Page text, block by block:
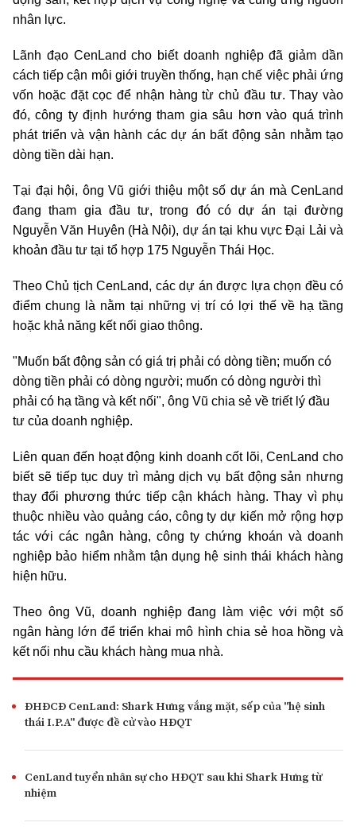
nhân lực.
Lãnh đạo CenLand cho biết doanh nghiệp đã giảm dần
cách tiếp cận môi giới truyền thống, hạn chế việc phải ứng
vốn hoặc đặt cọc để nhận hàng từ chủ đầu tư. Thay vào
đó, công ty định hướng tham gia sâu hơn vào quá trình
phát triển và vận hành các dự án bất động sản nhằm tạo
dòng tiền dài hạn.
Tại đại hội, ông Vũ giới thiệu một số dự án mà CenLand
đang tham gia đầu tư, trong đó có dự án tại đường
Nguyễn Văn Huyên (Hà Nội), dự án tại khu vực Đại Lải và
khoản đầu tư tại tổ hợp 175 Nguyễn Thái Học.
Theo Chủ tịch CenLand, các dự án được lựa chọn đều có
điểm chung là nằm tại những vị trí có lợi thế về hạ tầng
hoặc khả năng kết nối giao thông.
"Muốn bất động sản có giá trị phải có dòng tiền; muốn có
dòng tiền phải có dòng người; muốn có dòng người thì
phải có hạ tầng và kết nối", ông Vũ chia sẻ về triết lý đầu
tư của doanh nghiệp.
Liên quan đến hoạt động kinh doanh cốt lõi, CenLand cho
biết sẽ tiếp tục duy trì mảng dịch vụ bất động sản nhưng
thay đổi phương thức tiếp cận khách hàng. Thay vì phụ
thuộc nhiều vào quảng cáo, công ty dự kiến mở rộng hợp
tác với các ngân hàng, công ty chứng khoán và doanh
nghiệp bảo hiểm nhằm tận dụng hệ sinh thái khách hàng
hiện hữu.
Theo ông Vũ, doanh nghiệp đang làm việc với một số
ngân hàng lớn để triển khai mô hình chia sẻ hoa hồng và
kết nối nhu cầu khách hàng mua nhà.
ĐHĐCĐ CenLand: Shark Hưng vắng mặt, sếp của "hệ sinh
thái I.P.A" được đề cử vào HĐQT
CenLand tuyển nhân sự cho HĐQT sau khi Shark Hưng từ
nhiệm